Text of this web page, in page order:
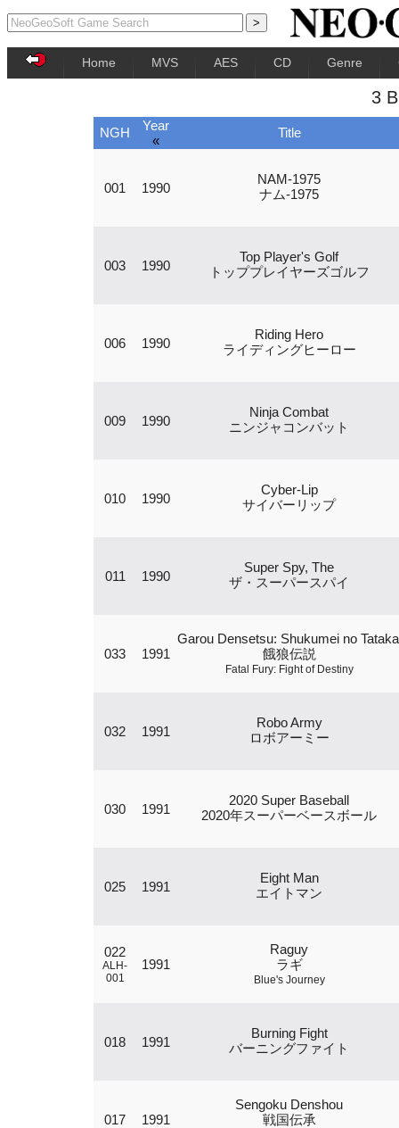
Home MVS AES CD Genre
3
NGH
Year
«
Title
001 1990
NAM-1975
ナム-1975
003 1990
Top Player's Golf
トッププレイヤーズゴルフ
006 1990
Riding Hero
ライディングヒーロー
009 1990
Ninja Combat
ニンジャコンバット
010 1990
Cyber-Lip
サイバーリップ
011 1990
Super Spy, The
ザ・スーパースパイ
033 1991
Garou Densetsu: Shukumei no
餓狼伝説
Fatal Fury: Fight of Destiny
032 1991
Robo Army
ロボアーミー
030 1991
2020 Super Baseball
2020年スーパーベースボール
025 1991
Eight Man
エイトマン
022
ALH-
001
1991
Raguy
ラギ
Blue's Journey
018 1991
Burning Fight
バーニングファイト
017 1991
Sengoku Denshou
戦国伝承